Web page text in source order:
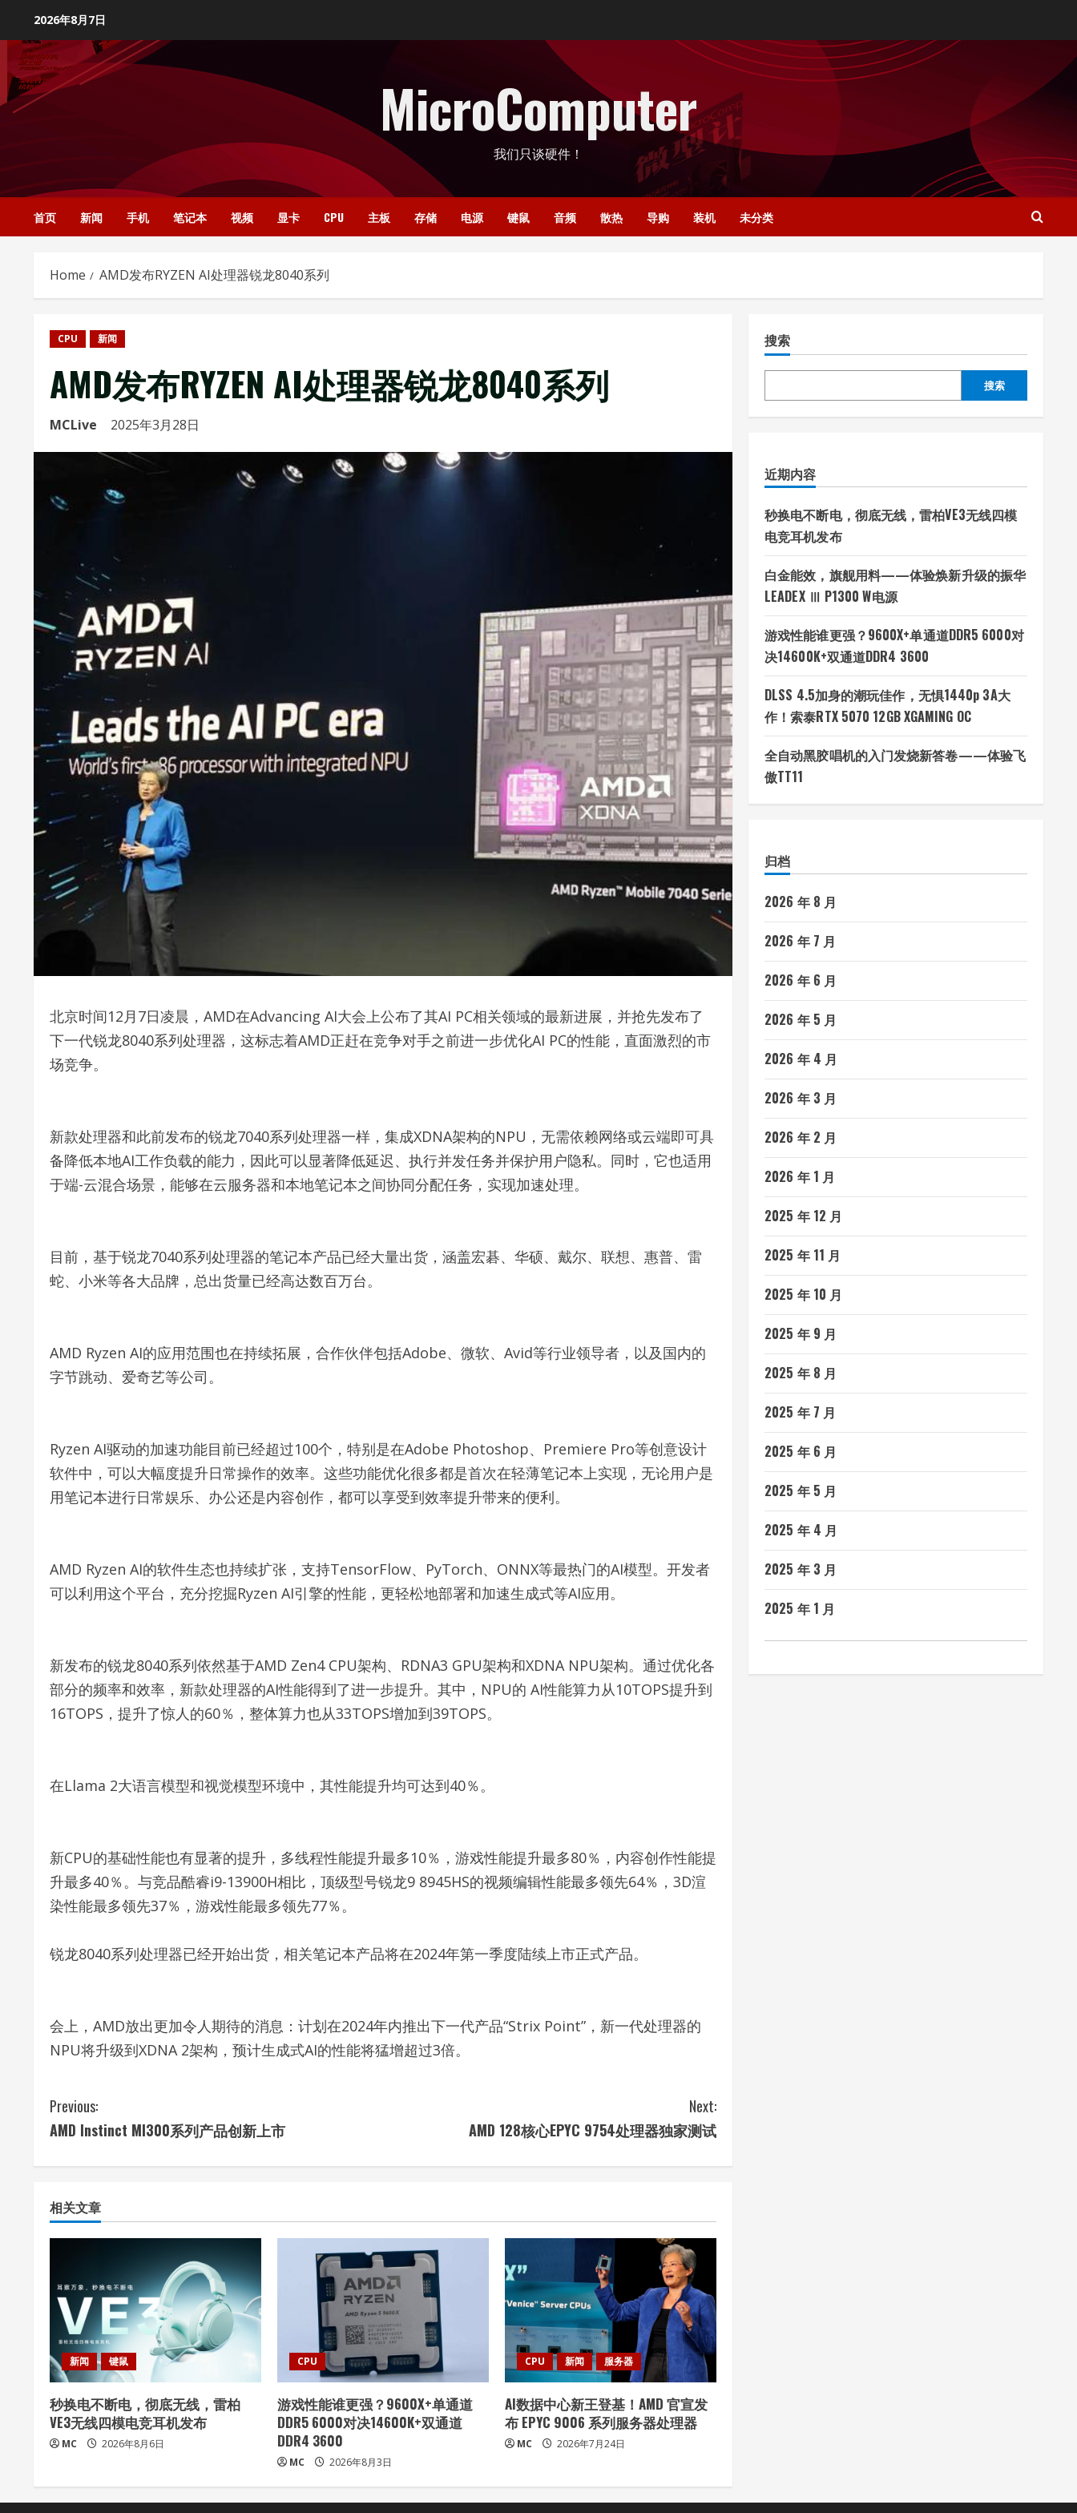
content
2026年8月7日
MicroComputer
我们只谈硬件！
首页 新闻 手机 笔记本 视频 显卡 CPU 主板 存储 电源 键鼠 音频 散热 导购 装机 未分类
Home AMD发布RYZEN AI处理器锐龙8040系列
CPU 新闻
AMD发布RYZEN AI处理器锐龙8040系列
MCLive 2025年3月28日
北京时间12月7日凌晨，AMD在Advancing AI大会上公布了其AI PC相关领域的最新进展，并抢先发布了
下一代锐龙8040系列处理器，这标志着AMD正赶在竞争对手之前进一步优化AI PC的性能，直面激烈的市
场竞争。
新款处理器和此前发布的锐龙7040系列处理器一样，集成XDNA架构的NPU，无需依赖网络或云端即可具
备降低本地AI工作负载的能力，因此可以显著降低延迟、执行并发任务并保护用户隐私。同时，它也适用
于端-云混合场景，能够在云服务器和本地笔记本之间协同分配任务，实现加速处理。
目前，基于锐龙7040系列处理器的笔记本产品已经大量出货，涵盖宏碁、华硕、戴尔、联想、惠普、雷
蛇、小米等各大品牌，总出货量已经高达数百万台。
AMD Ryzen AI的应用范围也在持续拓展，合作伙伴包括Adobe、微软、Avid等行业领导者，以及国内的
字节跳动、爱奇艺等公司。
Ryzen AI驱动的加速功能目前已经超过100个，特别是在Adobe Photoshop、Premiere Pro等创意设计
软件中，可以大幅度提升日常操作的效率。这些功能优化很多都是首次在轻薄笔记本上实现，无论用户是
用笔记本进行日常娱乐、办公还是内容创作，都可以享受到效率提升带来的便利。
AMD Ryzen AI的软件生态也持续扩张，支持TensorFlow、PyTorch、ONNX等最热门的AI模型。开发者
可以利用这个平台，充分挖掘Ryzen AI引擎的性能，更轻松地部署和加速生成式等AI应用。
新发布的锐龙8040系列依然基于AMD Zen4 CPU架构、RDNA3 GPU架构和XDNA NPU架构。通过优化各
部分的频率和效率，新款处理器的AI性能得到了进一步提升。其中，NPU的 AI性能算力从10TOPS提升到
16TOPS，提升了惊人的60％，整体算力也从33TOPS增加到39TOPS。
在Llama 2大语言模型和视觉模型环境中，其性能提升均可达到40％。
新CPU的基础性能也有显著的提升，多线程性能提升最多10％，游戏性能提升最多80％，内容创作性能提
升最多40％。与竞品酷睿i9-13900H相比，顶级型号锐龙9 8945HS的视频编辑性能最多领先64％，3D渲
染性能最多领先37％，游戏性能最多领先77％。
锐龙8040系列处理器已经开始出货，相关笔记本产品将在2024年第一季度陆续上市正式产品。
会上，AMD放出更加令人期待的消息：计划在2024年内推出下一代产品“Strix Point”，新一代处理器的
NPU将升级到XDNA 2架构，预计生成式AI的性能将猛增超过3倍。
C
o
n
t
i
n
u
e
R
e
a
d
Previous:
AMD Instinct MI300系列产品创新上市
Next:
AMD 128核心EPYC 9754处理器独家测试
相关文章
新闻 键鼠
秒换电不断电，彻底无线，雷柏
VE3无线四模电竞耳机发布
MC 2026年8月6日
CPU
游戏性能谁更强？9600X+单通道
DDR5 6000对决14600K+双通道
DDR4 3600
MC 2026年8月3日
CPU 新闻 服务器
AI数据中心新王登基！AMD 官宣发
布 EPYC 9006 系列服务器处理器
MC 2026年7月24日
搜索
搜索
近期内容
秒换电不断电，彻底无线，雷柏VE3无线四模
电竞耳机发布
白金能效，旗舰用料——体验焕新升级的振华
LEADEX Ⅲ P1300 W电源
游戏性能谁更强？9600X+单通道DDR5 6000对
决14600K+双通道DDR4 3600
DLSS 4.5加身的潮玩佳作，无惧1440p 3A大
作！索泰RTX 5070 12GB XGAMING OC
全自动黑胶唱机的入门发烧新答卷——体验飞
傲TT11
归档
2026 年 8 月
2026 年 7 月
2026 年 6 月
2026 年 5 月
2026 年 4 月
2026 年 3 月
2026 年 2 月
2026 年 1 月
2025 年 12 月
2025 年 11 月
2025 年 10 月
2025 年 9 月
2025 年 8 月
2025 年 7 月
2025 年 6 月
2025 年 5 月
2025 年 4 月
2025 年 3 月
2025 年 1 月